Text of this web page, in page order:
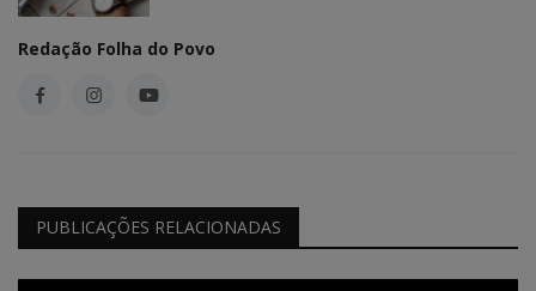
Redação Folha do Povo
PUBLICAÇÕES RELACIONADAS